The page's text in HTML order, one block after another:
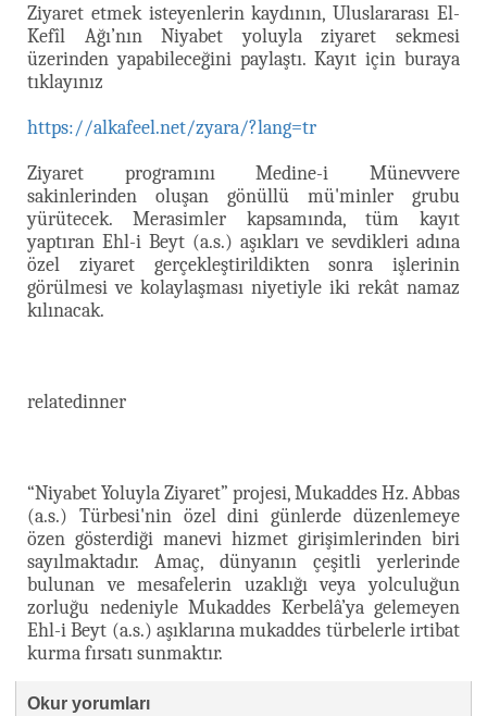
Ziyaret etmek isteyenlerin kaydının, Uluslararası El-
Kefîl Ağı’nın Niyabet yoluyla ziyaret sekmesi
üzerinden yapabileceğini paylaştı. Kayıt için buraya
tıklayınız
https://alkafeel.net/zyara/?lang=tr
Ziyaret programını Medine-i Münevvere
sakinlerinden oluşan gönüllü mü'minler grubu
yürütecek. Merasimler kapsamında, tüm kayıt
yaptıran Ehl-i Beyt (a.s.) aşıkları ve sevdikleri adına
özel ziyaret gerçekleştirildikten sonra işlerinin
görülmesi ve kolaylaşması niyetiyle iki rekât namaz
kılınacak.
relatedinner
“Niyabet Yoluyla Ziyaret” projesi, Mukaddes Hz. Abbas
(a.s.) Türbesi'nin özel dini günlerde düzenlemeye
özen gösterdiği manevi hizmet girişimlerinden biri
sayılmaktadır. Amaç, dünyanın çeşitli yerlerinde
bulunan ve mesafelerin uzaklığı veya yolculuğun
zorluğu nedeniyle Mukaddes Kerbelâ’ya gelemeyen
Ehl-i Beyt (a.s.) aşıklarına mukaddes türbelerle irtibat
kurma fırsatı sunmaktır.
Okur yorumları